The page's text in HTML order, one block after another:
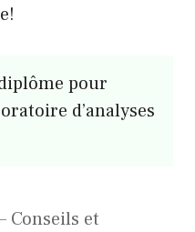
pour
d’analyses
Conseils et